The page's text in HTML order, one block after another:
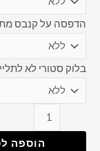
הדפסה על קנבס
בלוק סטורי לא
הוספה